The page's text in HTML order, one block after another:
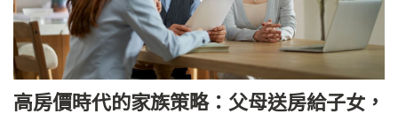
高房價時代的家族策略：父母送房給子女，